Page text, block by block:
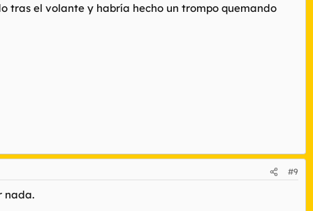
tras el volante y habría hecho un trompo quemando
#9
nada.